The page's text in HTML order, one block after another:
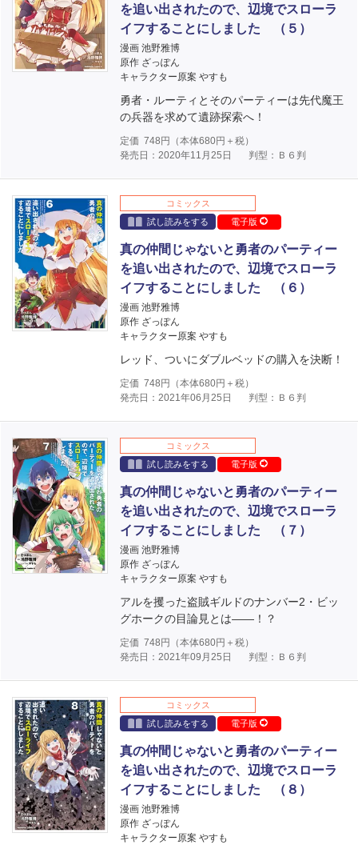
を追い出されたので、辺境でスローラ
イフすることにしました （５）
漫画 池野雅博
原作 ざっぽん
キャラクター原案 やすも
勇者・ルーティとそのパーティーは先代魔王
の兵器を求めて遺跡探索へ！
定価 748 円（本体680円＋税）
発売日：2020年11月25日
判型：Ｂ６判
コミックス
試し読みをする
電子版
真の仲間じゃないと勇者のパーティー
を追い出されたので、辺境でスローラ
イフすることにしました （６）
漫画 池野雅博
原作 ざっぽん
キャラクター原案 やすも
レッド、ついにダブルベッドの購入を決断！
定価 748 円（本体680円＋税）
発売日：2021年06月25日
判型：Ｂ６判
コミックス
試し読みをする
電子版
真の仲間じゃないと勇者のパーティー
を追い出されたので、辺境でスローラ
イフすることにしました （７）
漫画 池野雅博
原作 ざっぽん
キャラクター原案 やすも
アルを攫った盗賊ギルドのナンバー2・ビッ
グホークの目論見とは――！？
定価 748 円（本体680円＋税）
発売日：2021年09月25日
判型：Ｂ６判
コミックス
試し読みをする
電子版
真の仲間じゃないと勇者のパーティー
を追い出されたので、辺境でスローラ
イフすることにしました （８）
漫画 池野雅博
原作 ざっぽん
キャラクター原案 やすも